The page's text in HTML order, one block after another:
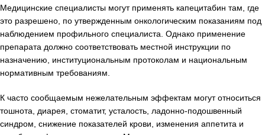
Медицинские специалисты могут применять капецитабин там, где
это разрешено, по утвержденным онкологическим показаниям под
наблюдением профильного специалиста. Однако применение
препарата должно соответствовать местной инструкции по
назначению, институциональным протоколам и национальным
нормативным требованиям.
К часто сообщаемым нежелательным эффектам могут относиться
тошнота, диарея, стоматит, усталость, ладонно-подошвенный
синдром, снижение показателей крови, изменения аппетита и